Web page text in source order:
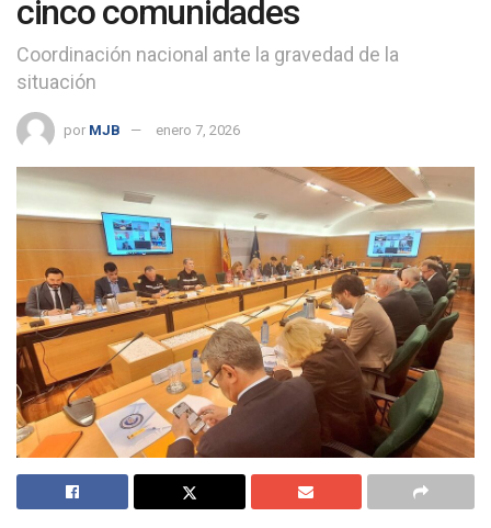
cinco comunidades
Coordinación nacional ante la gravedad de la
situación
por MJB enero 7, 2026